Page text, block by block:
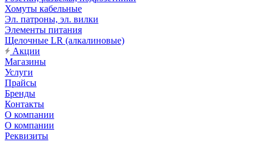
Хомуты кабельные
Эл. патроны, эл. вилки
Элементы питания
Щелочные LR (алкалиновые)
Акции
Магазины
Услуги
Прайсы
Бренды
Контакты
О компании
О компании
Реквизиты